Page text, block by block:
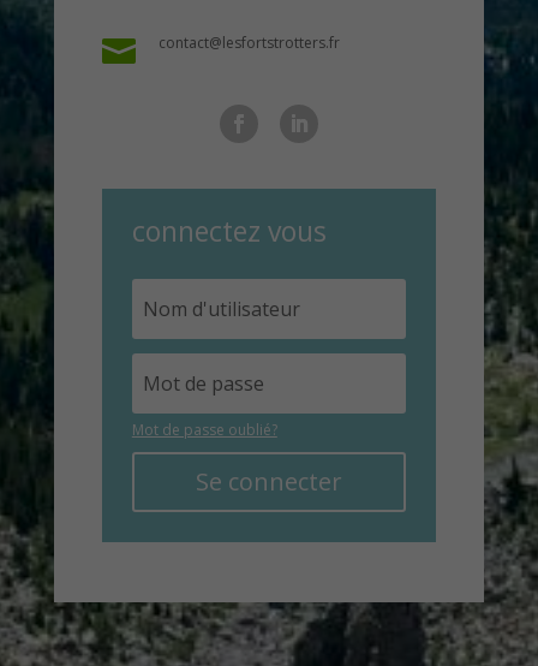
 contact@lesfortstrotters.fr
connectez vous
Mot de passe oublié?
Se connecter